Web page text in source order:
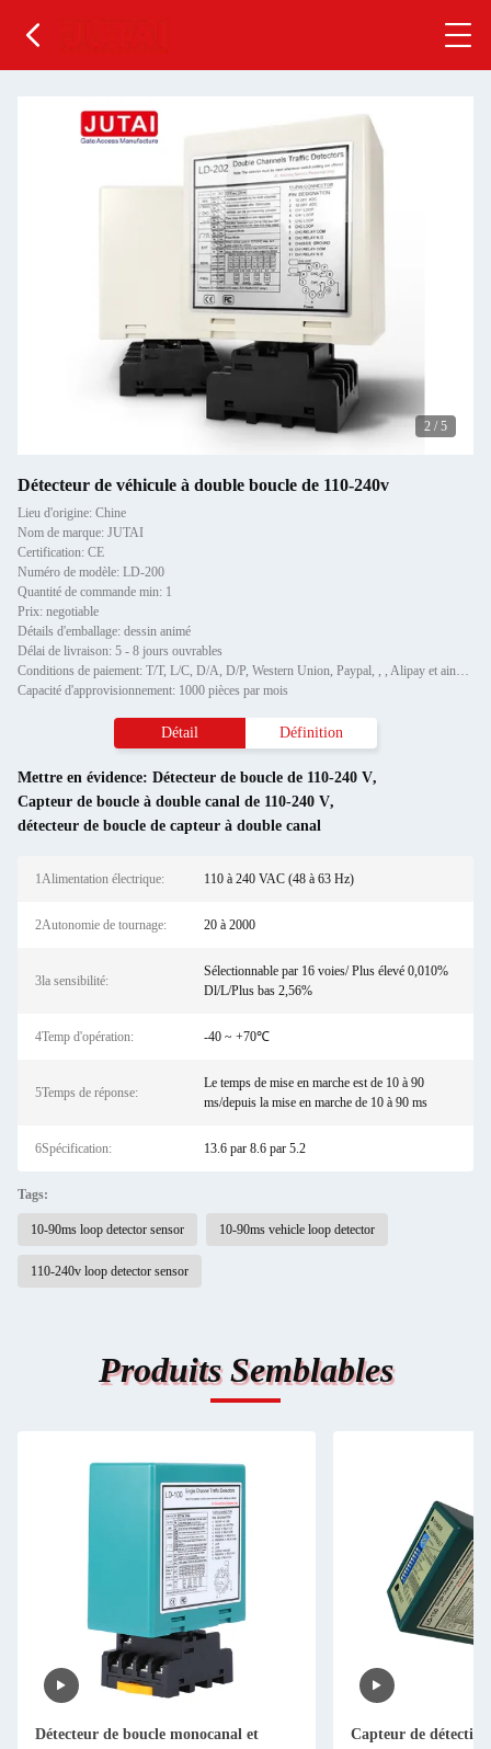
2 / 5
Détecteur de véhicule à double boucle de 110-240v
Lieu d'origine: Chine
Nom de marque: JUTAI
Certification: CE
Numéro de modèle: LD-200
Quantité de commande min: 1
Prix: negotiable
Détails d'emballage: dessin animé
Délai de livraison: 5 - 8 jours ouvrables
Conditions de paiement: T/T, L/C, D/A, D/P, Western Union, Paypal, , , Alipay et ainsi de suite.
Capacité d'approvisionnement: 1000 pièces par mois
Détail Définition
Mettre en évidence: Détecteur de boucle de 110-240 V,
Capteur de boucle à double canal de 110-240 V,
détecteur de boucle de capteur à double canal
1Alimentation électrique: 110 à 240 VAC (48 à 63 Hz)
2Autonomie de tournage: 20 à 2000
3la sensibilité:
Sélectionnable par 16 voies/ Plus élevé 0,010%
Dl/L/Plus bas 2,56%
4Temp d'opération: -40 ~ +70℃
5Temps de réponse:
Le temps de mise en marche est de 10 à 90
ms/depuis la mise en marche de 10 à 90 ms
6Spécification: 13.6 par 8.6 par 5.2
Tags:
10-90ms loop detector sensor 10-90ms vehicle loop detector
110-240v loop detector sensor
Produits Semblables
Détecteur de boucle monocanal et
Capteur de